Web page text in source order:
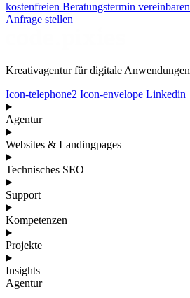
kostenfreien Beratungstermin vereinbaren
Anfrage stellen
Kreativagentur für digitale Anwendungen
Icon-telephone2 Icon-envelope Linkedin
Agentur
Websites & Landingpages
Technisches SEO
Support
Kompetenzen
Projekte
Insights
Agentur